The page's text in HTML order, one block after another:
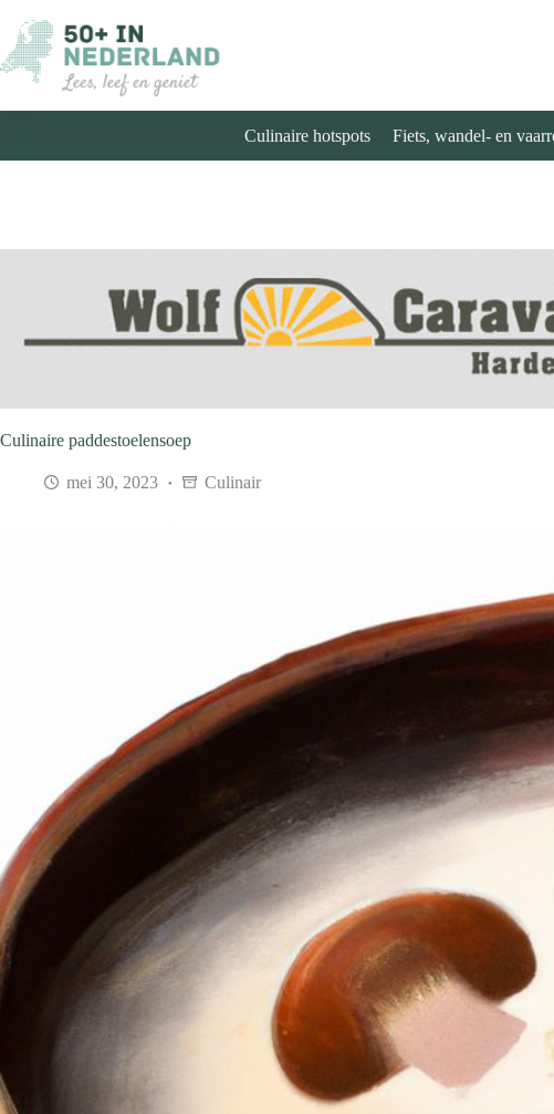
naar
de
inhoud
Culinaire hotspots Fiets, wandel- en
Culinaire paddestoelensoep
mei 30, 2023 Culinair